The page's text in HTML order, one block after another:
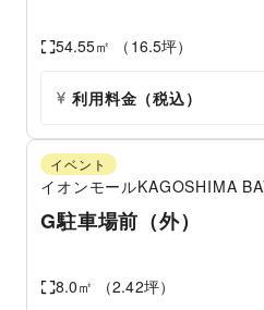
54.55㎡ （ 16.5坪）
利用料金（税込）
イベント
イオンモールKAGOSHIMA
G駐車場前（外）
8.0㎡ （2.42坪）